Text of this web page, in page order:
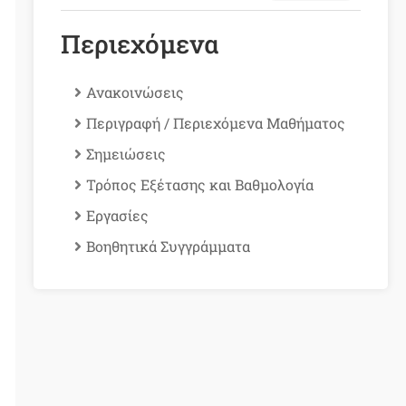
Περιεχόμενα
Ανακοινώσεις
Περιγραφή / Περιεχόμενα Μαθήματος
Σημειώσεις
Τρόπος Εξέτασης και Βαθμολογία
Εργασίες
Βοηθητικά Συγγράμματα